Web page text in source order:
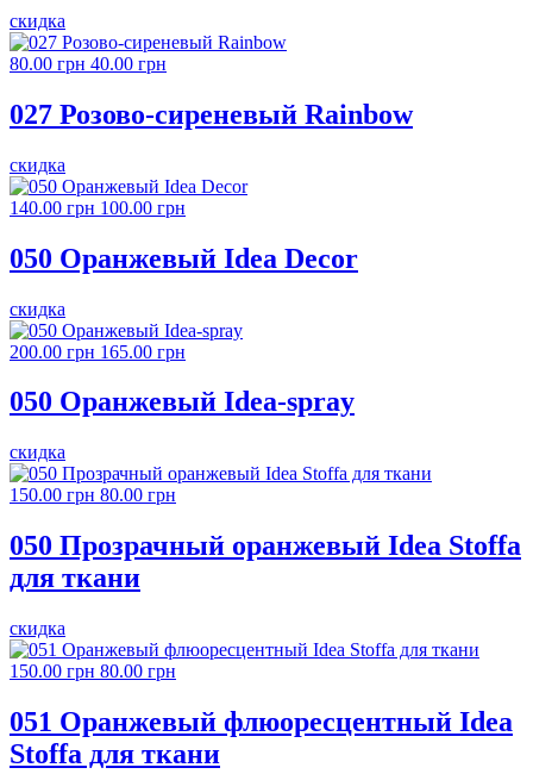
скидка
80.00 грн 40.00 грн
027 Розово-сиреневый Rainbow
скидка
140.00 грн 100.00 грн
050 Оранжевый Idea Decor
скидка
200.00 грн 165.00 грн
050 Оранжевый Idea-spray
скидка
150.00 грн 80.00 грн
050 Прозрачный оранжевый Idea Stoffa
для ткани
скидка
150.00 грн 80.00 грн
051 Оранжевый флюоресцентный Idea
Stoffa для ткани